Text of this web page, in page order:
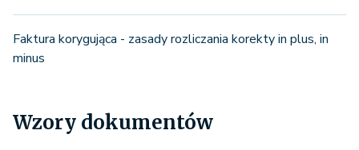
Faktura korygująca - zasady rozliczania korekty in plus, in
minus
Wzory dokumentów